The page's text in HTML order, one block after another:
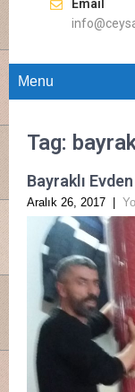
Email
Menu
Tag:
Bayraklı
Aralık 26, 2017